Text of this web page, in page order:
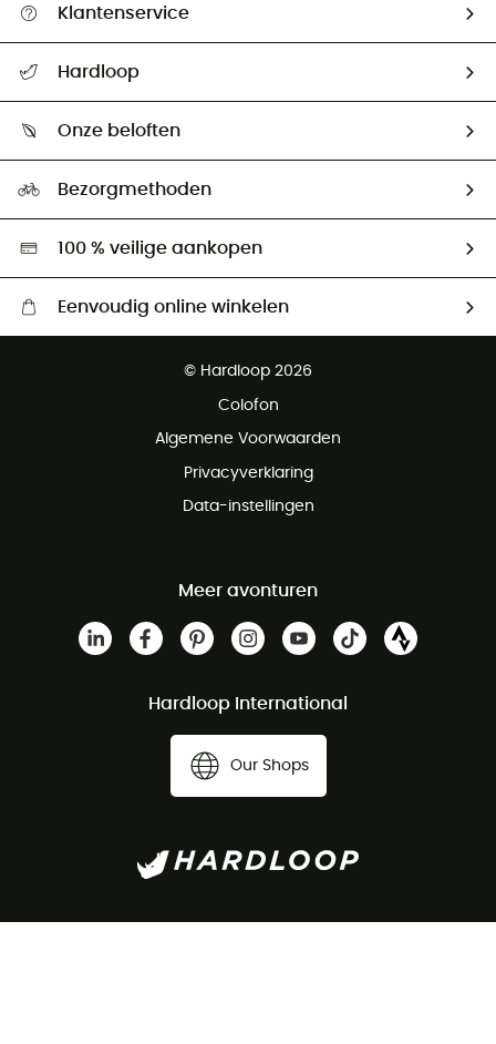
Klantenservice
Mijn zending volgen
Retourzendingen & Terugbetalingen
Hardloop
Ambassadeurs
Onze beloften
Hardgreen
Bezorgmethoden
100 % veilige aankopen
Eenvoudig online winkelen
Gratis retourneren binnen 100 dagen
© Hardloop 2026
Colofon
Algemene Voorwaarden
Privacyverklaring
Data-instellingen
Meer avonturen
Hardloop International
Our Shops